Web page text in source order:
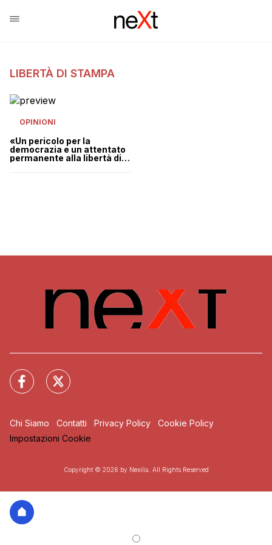
LIBERTÀ DI STAMPA
OPINIONI
«Un pericolo per la
democrazia e un attentato
permanente alla libertà di
Chi Siamo Contatti Privacy Policy
Cookie Policy
Impostazioni Cookie
Copyright © 2026 by Nexilia. All Rights Reserved